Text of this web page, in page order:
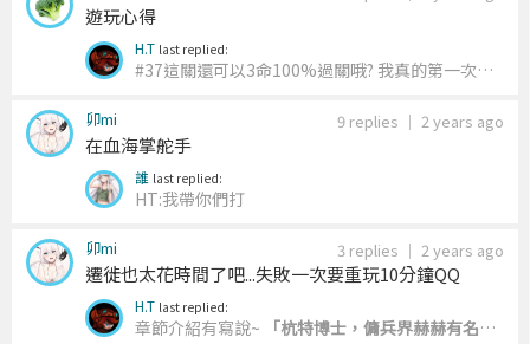
遊玩心得
H.T last replied:
#37這關還可以3命100%過關哦? 我真的第一次聽
直燒一直爽 6跟8的部分我倒是拿它燒過很多人，
雷池放著，敵人走過去就會停頓一下，然後被點燃
卯mi 9 replies ｜ 2 years ago
在血海掌舵手
誰 last replied:
HT:我帶你們打
卯mi 3 replies ｜ 2 years ago
遷徙也太花時間了吧...失敗一次要重玩10分鐘QQ
H.T last replied:
章節介紹有寫說~
「杭特博士，傭兵界赫赫有名的